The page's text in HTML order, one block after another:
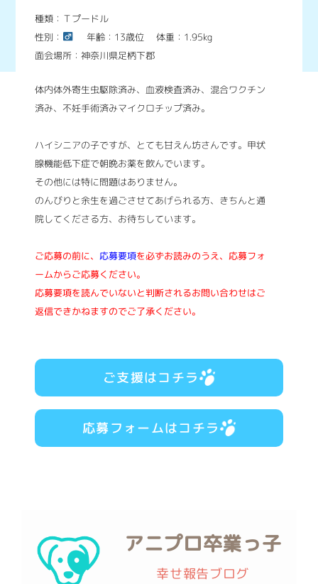
種類：Ｔプードル
性別：
年齢：13歳位
体重：1.95kg
面会場所：神奈川県足柄下郡
体内体外寄生虫駆除済み、血液検査済み、混合ワクチン
済み、不妊手術済みマイクロチップ済み。
ハイシニアの子ですが、とても甘えん坊さんです。甲状
腺機能低下症で朝晩お薬を飲んでいます。
その他には特に問題はありません。
のんびりと余生を過ごさせてあげられる方、きちんと通
院してくださる方、お待ちしています。
ご応募の前に、応募要項を必ずお読みのうえ、応募フォ
ームからご応募ください。
応募要項を読んでいないと判断されるお問い合わせはご
返信できかねますのでご了承ください。
ご支援はコチラ
応募フォームはコチラ
アニプロ卒業っ子
幸せ報告ブログ